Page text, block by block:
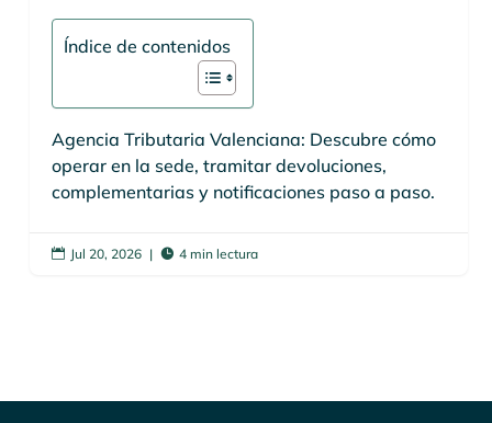
Índice de contenidos
Agencia Tributaria Valenciana: Descubre cómo
operar en la sede, tramitar devoluciones,
complementarias y notificaciones paso a paso.
 Jul 20, 2026 |  4 min lectura